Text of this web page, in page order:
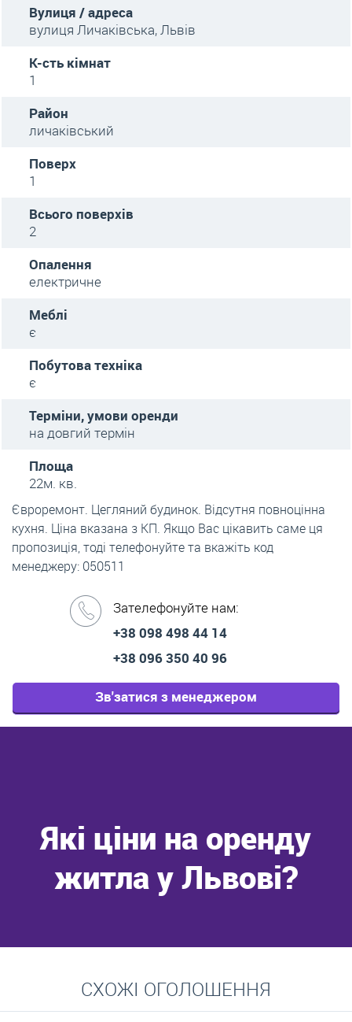
Вулиця / адреса
вулиця Личаківська, Львів
К-сть кімнат
1
Район
личаківський
Поверх
1
Всього поверхів
2
Опалення
електричне
Меблі
є
Побутова техніка
є
Терміни, умови оренди
на довгий термін
Площа
22м. кв.
Євроремонт. Цегляний будинок. Відсутня повноцінна
кухня. Ціна вказана з КП. Якщо Вас цікавить саме ця
пропозиція, тоді телефонуйте та вкажіть код
менеджеру: 050511
Зателефонуйте нам:
+38 098 498 44 14
+38 096 350 40 96
Зв'затися з менеджером
Які ціни на оренду
житла у Львові?
Середні ціни на довготривалу оренду квартир, особняків,
СХОЖІ ОГОЛОШЕННЯ